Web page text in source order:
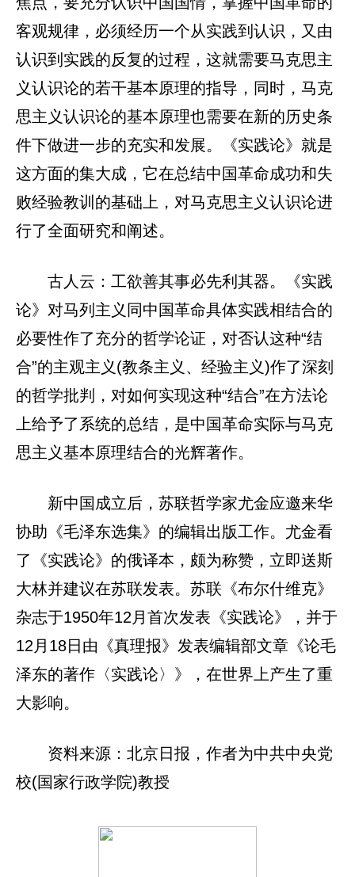
客观规律，必须经历一个从实践到认识，又由
认识到实践的反复的过程，这就需要马克思主
义认识论的若干基本原理的指导，同时，马克
思主义认识论的基本原理也需要在新的历史条
件下做进一步的充实和发展。《实践论》就是
这方面的集大成，它在总结中国革命成功和失
败经验教训的基础上，对马克思主义认识论进
行了全面研究和阐述。
古人云：工欲善其事必先利其器。《实践
论》对马列主义同中国革命具体实践相结合的
必要性作了充分的哲学论证，对否认这种“结
合”的主观主义(教条主义、经验主义)作了深刻
的哲学批判，对如何实现这种“结合”在方法论
上给予了系统的总结，是中国革命实际与马克
思主义基本原理结合的光辉著作。
新中国成立后，苏联哲学家尤金应邀来华
协助《毛泽东选集》的编辑出版工作。尤金看
了《实践论》的俄译本，颇为称赞，立即送斯
大林并建议在苏联发表。苏联《布尔什维克》
杂志于1950年12月首次发表《实践论》，并于
12月18日由《真理报》发表编辑部文章《论毛
泽东的著作〈实践论〉》，在世界上产生了重
大影响。
资料来源：北京日报，作者为中共中央党
校(国家行政学院)教授